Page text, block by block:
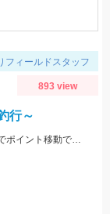
ィールドスタッフ
893 view
行～
朝のポイント平岩で反応無し他の鮎師もお手上げ状態でポイント移動で角川橋上流に！瀬の中で５匹のみ追いも弱く渋い釣行でした